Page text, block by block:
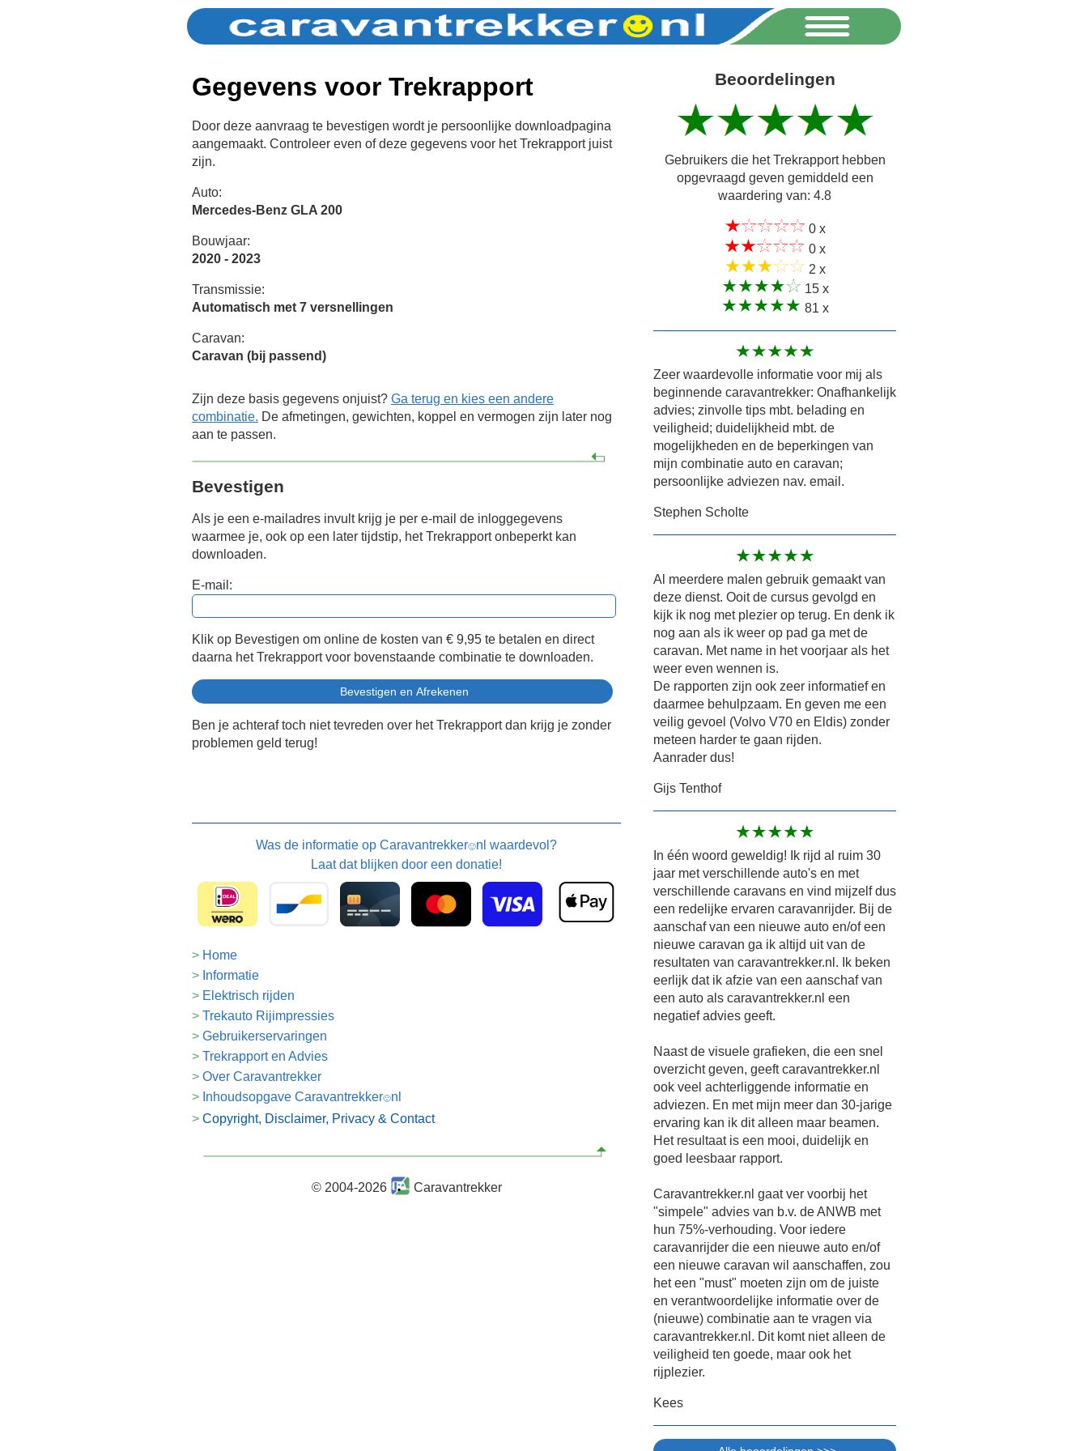
Gegevens voor Trekrapport
Door deze aanvraag te bevestigen wordt je persoonlijke downloadpagina
aangemaakt. Controleer even of deze gegevens voor het Trekrapport juist
zijn.
Auto:
Mercedes-Benz GLA 200
Bouwjaar:
2020 - 2023
Transmissie:
Automatisch met 7 versnellingen
Caravan:
Caravan (bij passend)
Zijn deze basis gegevens onjuist? Ga terug en kies een andere
combinatie. De afmetingen, gewichten, koppel en vermogen zijn later nog
aan te passen.
Bevestigen
Als je een e-mailadres invult krijg je per e-mail de inloggegevens
waarmee je, ook op een later tijdstip, het Trekrapport onbeperkt kan
downloaden.
E-mail:
Klik op Bevestigen om online de kosten van € 9,95 te betalen en direct
daarna het Trekrapport voor bovenstaande combinatie te downloaden.
Ben je achteraf toch niet tevreden over het Trekrapport dan krijg je zonder
problemen geld terug!
Beoordelingen
Gebruikers die het Trekrapport hebben
opgevraagd geven gemiddeld een
waardering van: 4.8
0 x
0 x
2 x
15 x
81 x
Zeer waardevolle informatie voor mij als
beginnende caravantrekker: Onafhankelijk
advies; zinvolle tips mbt. belading en
veiligheid; duidelijkheid mbt. de
mogelijkheden en de beperkingen van
mijn combinatie auto en caravan;
persoonlijke adviezen nav. email.
Stephen Scholte
Al meerdere malen gebruik gemaakt van
deze dienst. Ooit de cursus gevolgd en
kijk ik nog met plezier op terug. En denk ik
nog aan als ik weer op pad ga met de
caravan. Met name in het voorjaar als het
weer even wennen is.
De rapporten zijn ook zeer informatief en
daarmee behulpzaam. En geven me een
veilig gevoel (Volvo V70 en Eldis) zonder
meteen harder te gaan rijden.
Aanrader dus!
Gijs Tenthof
In één woord geweldig! Ik rijd al ruim 30
jaar met verschillende auto's en met
verschillende caravans en vind mijzelf dus
een redelijke ervaren caravanrijder. Bij de
aanschaf van een nieuwe auto en/of een
nieuwe caravan ga ik altijd uit van de
resultaten van caravantrekker.nl. Ik beken
eerlijk dat ik afzie van een aanschaf van
een auto als caravantrekker.nl een
negatief advies geeft.
Naast de visuele grafieken, die een snel
overzicht geven, geeft caravantrekker.nl
ook veel achterliggende informatie en
adviezen. En met mijn meer dan 30-jarige
ervaring kan ik dit alleen maar beamen.
Het resultaat is een mooi, duidelijk en
goed leesbaar rapport.
Caravantrekker.nl gaat ver voorbij het
"simpele" advies van b.v. de ANWB met
hun 75%-verhouding. Voor iedere
caravanrijder die een nieuwe auto en/of
een nieuwe caravan wil aanschaffen, zou
het een "must" moeten zijn om de juiste
en verantwoordelijke informatie over de
(nieuwe) combinatie aan te vragen via
caravantrekker.nl. Dit komt niet alleen de
veiligheid ten goede, maar ook het
rijplezier.
Kees
Was de informatie op Caravantrekker🙂nl waardevol?
Laat dat blijken door een donatie!
Home
Informatie
Elektrisch rijden
Trekauto Rijimpressies
Gebruikerservaringen
Trekrapport en Advies
Over Caravantrekker
Inhoudsopgave Caravantrekker🙂nl
Copyright, Disclaimer, Privacy & Contact
© 2004-2026 Caravantrekker